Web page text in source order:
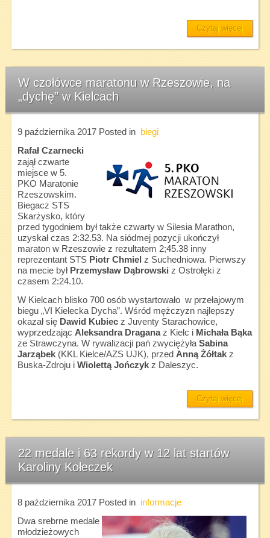
Czytaj więcej
W czołówce maratonu w Rzeszowie, na
„dychę” w Kielcach
9 października 2017Posted in
biegi
Rafał Czarnecki
zajął czwarte
miejsce w 5.
PKO Maratonie
Rzeszowskim.
Biegacz STS
Skarżysko, który
przed tygodniem był także czwarty w Silesia Marathon,
uzyskał czas 2:32.53. Na siódmej pozycji ukończył
maraton w Rzeszowie z rezultatem 2;45.38 inny
reprezentant STS Piotr Chmiel z Suchedniowa. Pierwszy
na mecie był Przemysław Dąbrowski z Ostrołęki z
czasem 2:24.10.
W Kielcach blisko 700 osób wystartowało w przełajowym
biegu „VI Kielecka Dycha”. Wśród mężczyzn najlepszy
okazał się Dawid Kubiecz Juventy Starachowice,
wyprzedzając Aleksandra Draganaz Kielc i Michała Bąka
ze Strawczyna. W rywalizacji pań zwyciężyła Sabina
Jarząbek(KKL Kielce/AZS UJK), przed Anną Żółtakz
Buska-Zdroju i Wiolettą Jończykz Daleszyc.
Czytaj więcej
22 medale i 63 rekordy w 12 lat startów
Karoliny Kołeczek
8 października 2017Posted in informacje
Dwa srebrne medale
młodzieżowych